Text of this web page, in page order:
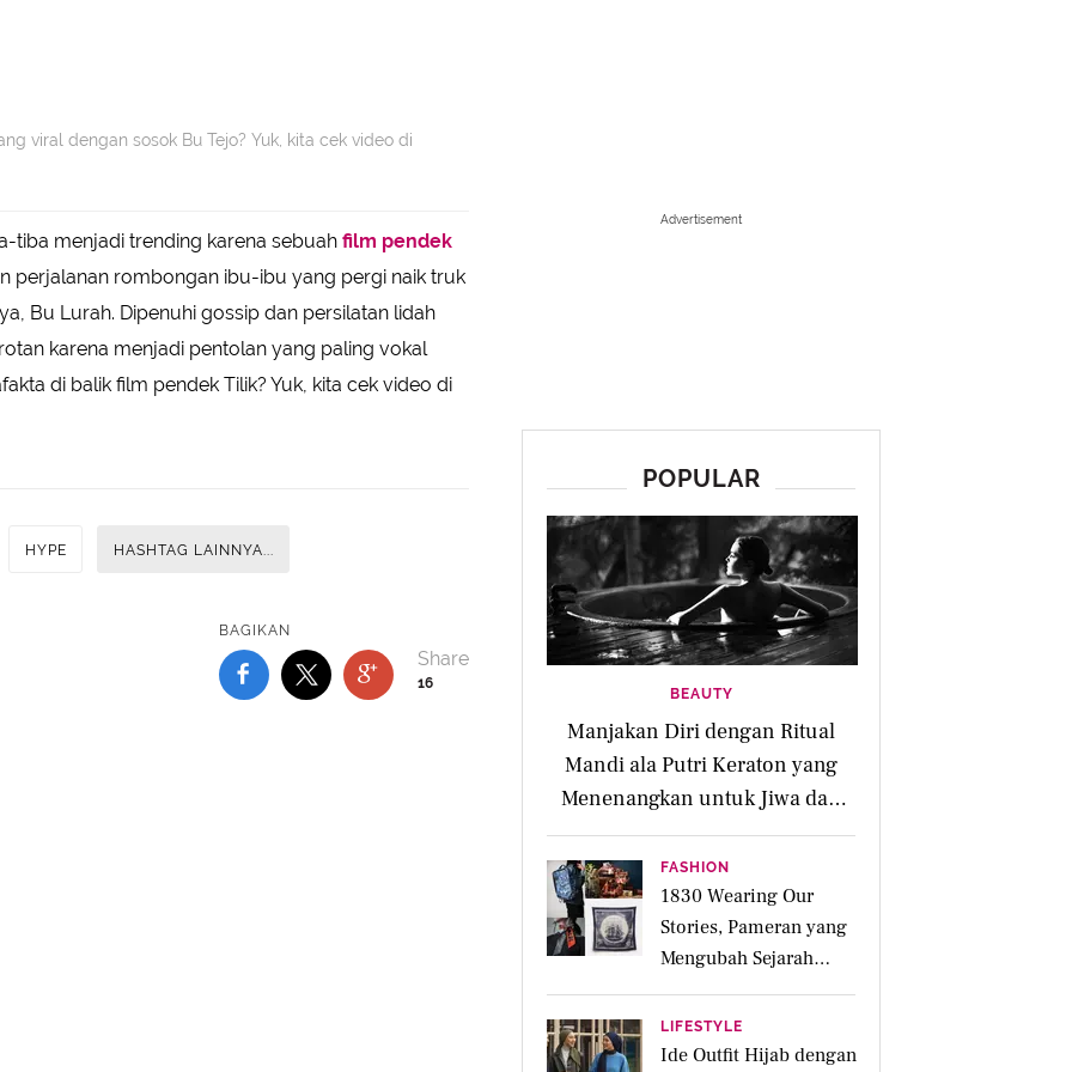
viral dengan sosok Bu Tejo? Yuk, kita cek video di
tiba menjadi trending karena sebuah film pendek
perjalanan rombongan ibu-ibu yang pergi naik truk
Bu Lurah. Dipenuhi gossip dan persilatan lidah
karena menjadi pentolan yang paling vokal
di balik film pendek Tilik? Yuk, kita cek video di
HYPE HASHTAG LAINNYA...
BAGIKAN
16
Advertisement
POPULAR
BEAUTY
Manjakan Diri dengan Ritual
Mandi ala Putri Keraton yang
Menenangkan untuk Jiwa dan
Kulit Iritasi
FASHION
1830 Wearing Our
Stories, Pameran yang
Mengubah Sejarah
Menjadi Karya Pakai
LIFESTYLE
Ide Outfit Hijab dengan